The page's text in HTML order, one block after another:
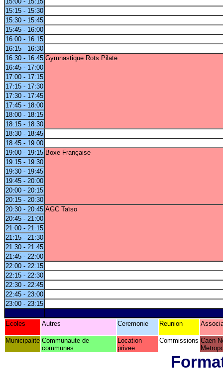
15:15 - 15:30
15:30 - 15:45
15:45 - 16:00
16:00 - 16:15
16:15 - 16:30
16:30 - 16:45 Gymnastique Rots Pilate
16:45 - 17:00
17:00 - 17:15
17:15 - 17:30
17:30 - 17:45
17:45 - 18:00
18:00 - 18:15
18:15 - 18:30
18:30 - 18:45
18:45 - 19:00
19:00 - 19:15 Boxe Française
19:15 - 19:30
19:30 - 19:45
19:45 - 20:00
20:00 - 20:15
20:15 - 20:30
20:30 - 20:45 AGC Taïso
20:45 - 21:00
21:00 - 21:15
21:15 - 21:30
21:30 - 21:45
21:45 - 22:00
22:00 - 22:15
22:15 - 22:30
22:30 - 22:45
22:45 - 23:00
23:00 - 23:15
Ecoles Autres Ceremonie Reunion
Municipalite Communaute de
communes
Location
privee
Commissions Caen